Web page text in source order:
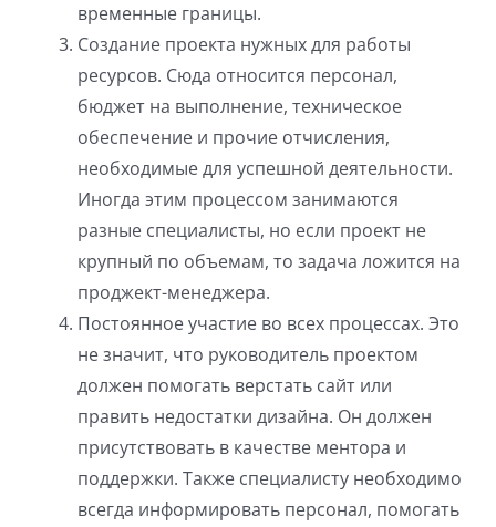
временные границы.
Создание проекта нужных для работы
ресурсов. Сюда относится персонал,
бюджет на выполнение, техническое
обеспечение и прочие отчисления,
необходимые для успешной деятельности.
Иногда этим процессом занимаются
разные специалисты, но если проект не
крупный по объемам, то задача ложится на
проджект-менеджера.
Постоянное участие во всех процессах. Это
не значит, что руководитель проектом
должен помогать верстать сайт или
править недостатки дизайна. Он должен
присутствовать в качестве ментора и
поддержки. Также специалисту необходимо
всегда информировать персонал, помогать